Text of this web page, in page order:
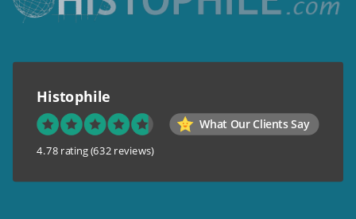
Histophile
What Our Clients Say
4.78 rating (632 reviews)